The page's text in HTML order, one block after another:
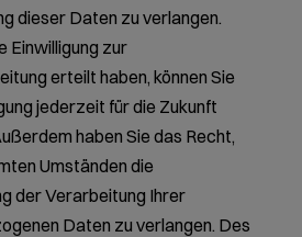
dieser Daten zu verlangen.
Einwilligung zur
erteilt haben, können Sie
jederzeit für die Zukunft
haben Sie das Recht,
Umständen die
der Verarbeitung Ihrer
Daten zu verlangen. Des